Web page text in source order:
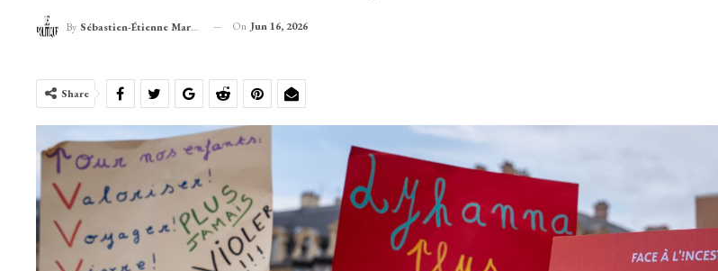
By Sébastien-Étienne Marechal On Jun 16, 2026
Share